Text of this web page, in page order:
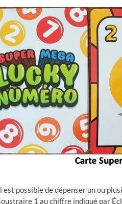
est possible de dépenser un ou
1 au chiffre indiqué par